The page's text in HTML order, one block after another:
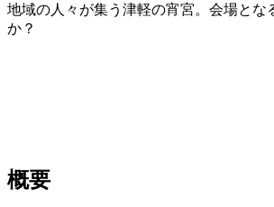
地域の人々が集う津軽の宵宮。会場と
か？
概要